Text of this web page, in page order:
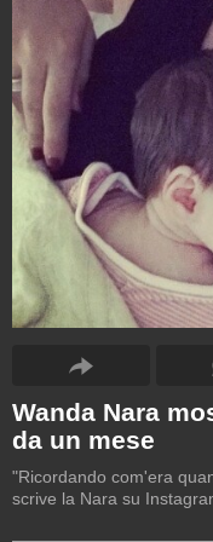
Wanda Nara
da un mese
"Ricordando com'era
scrive la Nara su